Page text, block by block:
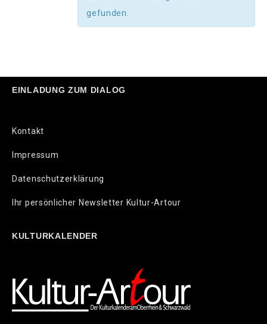
gefunden.
EINLADUNG ZUM DIALOG
Kontakt
Impressum
Datenschutzerklärung
Ihr persönlicher Newsletter Kultur-Artour
KULTURKALENDER